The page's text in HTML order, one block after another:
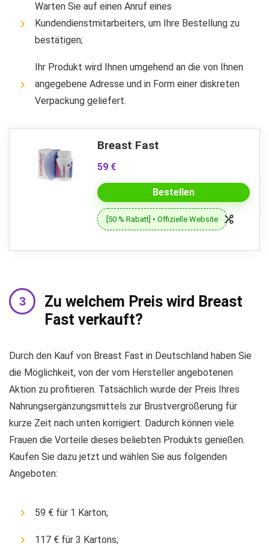
Warten Sie auf einen Anruf eines
Kundendienstmitarbeiters, um Ihre Bestellung zu
bestätigen;
Ihr Produkt wird Ihnen umgehend an die von Ihnen
angegebene Adresse und in Form einer diskreten
Verpackung geliefert.
Breast Fast
59 €
Bestellen
[50 % Rabatt] • Offizielle Website
Zu welchem ​​Preis wird Breast
Fast verkauft?
Durch den Kauf von Breast Fast in Deutschland haben Sie
die Möglichkeit, von der vom Hersteller angebotenen
Aktion zu profitieren. Tatsächlich wurde der Preis Ihres
Nahrungsergänzungsmittels zur Brustvergrößerung für
kurze Zeit nach unten korrigiert. Dadurch können viele
Frauen die Vorteile dieses beliebten Produkts genießen.
Kaufen Sie dazu jetzt und wählen Sie aus folgenden
Angeboten:
59 € für 1 Karton;
117 € für 3 Kartons;